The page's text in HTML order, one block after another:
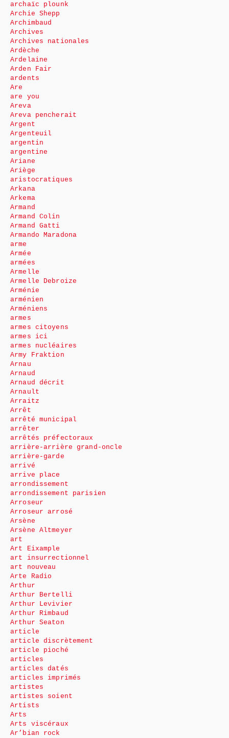
archaïc plounk
Archie Shepp
Archimbaud
Archives
Archives nationales
Ardèche
Ardelaine
Arden Fair
ardents
Are
are you
Areva
Areva pencherait
Argent
Argenteuil
argentin
argentine
Ariane
Ariège
aristocratiques
Arkana
Arkema
Armand
Armand Colin
Armand Gatti
Armando Maradona
arme
Armée
armées
Armelle
Armelle Debroize
Arménie
arménien
Arméniens
armes
armes citoyens
armes ici
armes nucléaires
Army Fraktion
Arnau
Arnaud
Arnaud décrit
Arnault
Arraitz
Arrêt
arrêté municipal
arrêter
arrêtés préfectoraux
arrière-arrière grand-oncle
arrière-garde
arrivé
arrive place
arrondissement
arrondissement parisien
Arroseur
Arroseur arrosé
Arsène
Arsène Altmeyer
art
Art Eixample
art insurrectionnel
art nouveau
Arte Radio
Arthur
Arthur Bertelli
Arthur Levivier
Arthur Rimbaud
Arthur Seaton
article
article discrètement
article pioché
articles
articles datés
articles imprimés
artistes
artistes soient
Artists
Arts
Arts viscéraux
Ar’bian rock